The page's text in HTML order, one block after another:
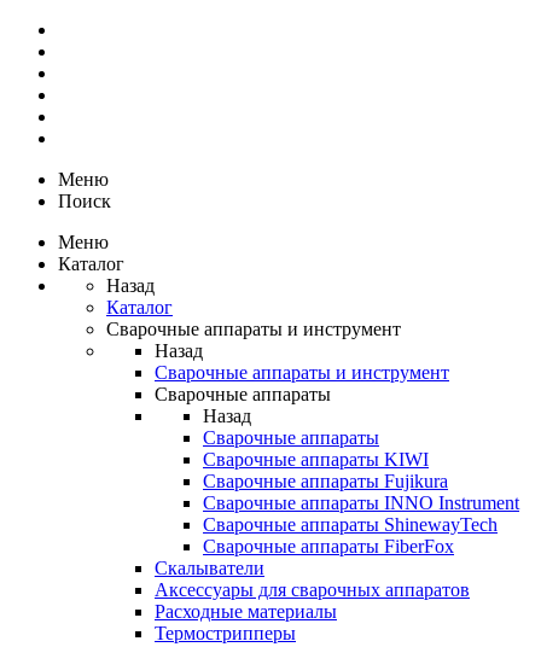
Меню
Поиск
Меню
Каталог
Назад
Каталог
Сварочные аппараты и инструмент
Назад
Сварочные аппараты и инструмент
Сварочные аппараты
Назад
Сварочные аппараты
Сварочные аппараты KIWI
Сварочные аппараты Fujikura
Сварочные аппараты INNO Instrument
Сварочные аппараты ShinewayTech
Cварочные аппараты FiberFox
Скалыватели
Аксессуары для сварочных аппаратов
Расходные материалы
Термострипперы